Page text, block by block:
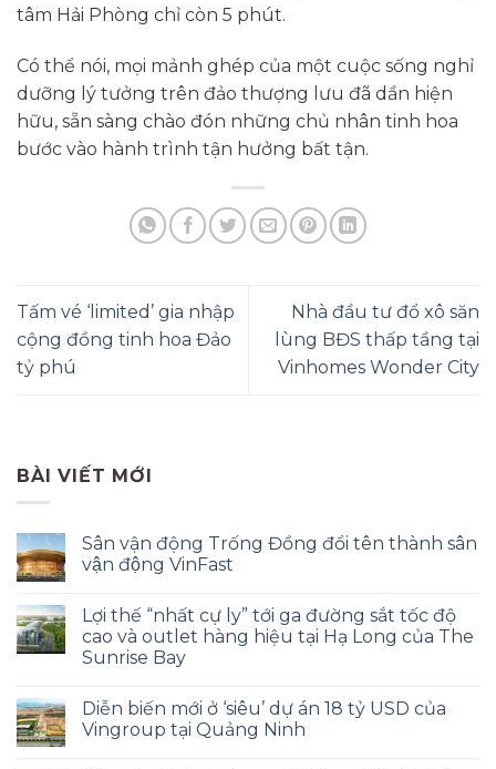
tâm Hải Phòng chỉ còn 5 phút.
Có thể nói, mọi mảnh ghép của một cuộc sống nghỉ
dưỡng lý tưởng trên đảo thượng lưu đã dần hiện
hữu, sẵn sàng chào đón những chủ nhân tinh hoa
bước vào hành trình tận hưởng bất tận.
Tấm vé ‘limited’ gia nhập
cộng đồng tinh hoa Đảo
tỷ phú
Nhà đầu tư đổ xô săn
lùng BĐS thấp tầng tại
Vinhomes Wonder City
BÀI VIẾT MỚI
Sân vận động Trống Đồng đổi tên thành sân
vận động VinFast
Lợi thế “nhất cự ly” tới ga đường sắt tốc độ
cao và outlet hàng hiệu tại Hạ Long của The
Sunrise Bay
Diễn biến mới ở ‘siêu’ dự án 18 tỷ USD của
Vingroup tại Quảng Ninh